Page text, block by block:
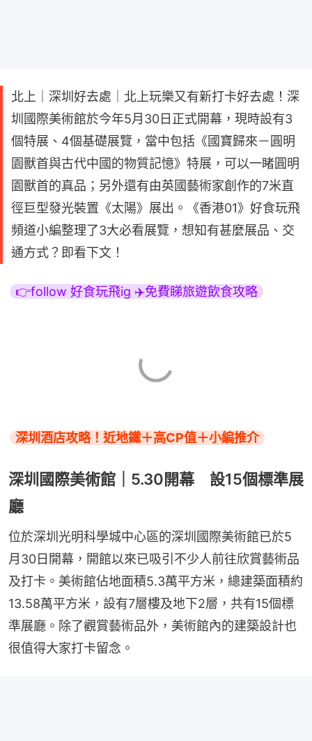
北上｜深圳好去處｜北上玩樂又有新打卡好去處！深
圳國際美術館於今年5月30日正式開幕，現時設有3
個特展、4個基礎展覽，當中包括《國寶歸來－圓明
園獸首與古代中國的物質記憶》特展，可以一睹圓明
園獸首的真品；另外還有由英國藝術家創作的7米直
徑巨型發光裝置《太陽》展出。《香港01》好食玩飛
頻道小編整理了3大必看展覽，想知有甚麼展品、交
通方式？即看下文！
👉follow 好食玩飛ig ✈️免費睇旅遊飲食攻略
深圳酒店攻略！近地鐵＋高CP值＋小編推介
深圳國際美術館｜5.30開幕 設15個標準展
廳
位於深圳光明科學城中心區的深圳國際美術館已於5
月30日開幕，開館以來已吸引不少人前往欣賞藝術品
及打卡。美術館佔地面積5.3萬平方米，總建築面積約
13.58萬平方米，設有7層樓及地下2層，共有15個標
準展廳。除了觀賞藝術品外，美術館內的建築設計也
很值得大家打卡留念。